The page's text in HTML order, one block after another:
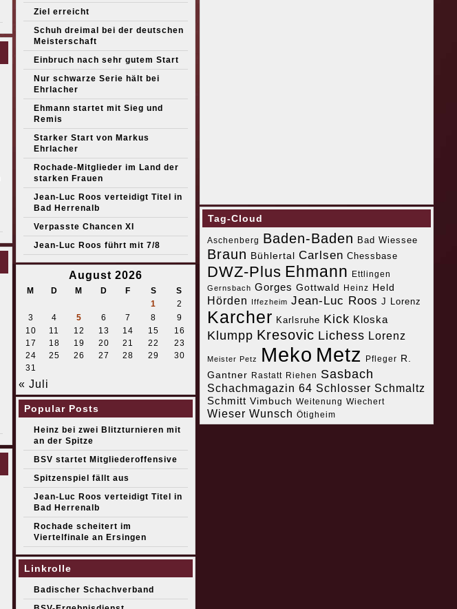
Ziel erreicht
Schuh dreimal bei der deutschen
Meisterschaft
Einbruch nach sehr gutem Start
Nur schwarze Serie hält bei
Ehrlacher
Ehmann startet mit Sieg und
Remis
Starker Start von Markus
Ehrlacher
Rochade-Mitglieder im Land der
starken Frauen
Jean-Luc Roos verteidigt Titel in
Bad Herrenalb
Verpasste Chancen XI
Jean-Luc Roos führt mit 7/8
August 2026
M D M D F S
S
1
2
3
4 5 6 7 8
9
10
11 12 13 14 15
16
17
18 19 20 21 22
23
24
25 26 27 28 29
30
31
« Juli
Popular Posts
Heinz bei zwei Blitzturnieren mit
an der Spitze
BSV startet Mitgliederoffensive
Spitzenspiel fällt aus
Jean-Luc Roos verteidigt Titel in
Bad Herrenalb
Rochade scheitert im
Viertelfinale an Ersingen
Linkrolle
Badischer Schachverband
Tag-Cloud
Aschenberg Baden-Baden Bad Wiessee
Braun Bühlertal Carlsen Chessbase
DWZ-Plus Ehmann Ettlingen
Gernsbach Gorges Gottwald Heinz Held
Hörden Iffezheim Jean-Luc Roos J Lorenz
Karcher Karlsruhe Kick Kloska
Klumpp Kresovic Lichess Lorenz
Meister Petz Meko Metz Pfleger R.
Gantner
Rastatt Riehen Sasbach
Schachmagazin 64 Schlosser Schmaltz
Schmitt Vimbuch Weitenung Wiechert
Wieser Wunsch Ötigheim